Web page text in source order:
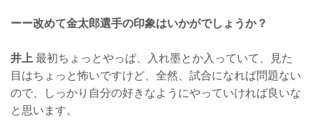
ーー改めて金太郎選手の印象はいかがでしょうか？
井上 最初ちょっとやっぱ、入れ墨とか入っていて、見た
目はちょっと怖いですけど、全然、試合になれば問題ない
ので、しっかり自分の好きなようにやっていければ良いな
と思います。